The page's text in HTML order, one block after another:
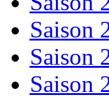
Saison
Saison
Saison